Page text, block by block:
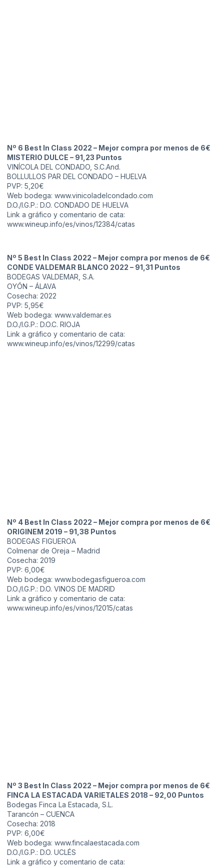
Nº 6 Best In Class 2022 – Mejor compra por menos de 6€
MISTERIO DULCE – 91,23 Puntos
VINÍCOLA DEL CONDADO, S.C.And.
BOLLULLOS PAR DEL CONDADO – HUELVA
PVP: 5,20€
Web bodega: www.vinicoladelcondado.com
D.O./I.G.P.: D.O. CONDADO DE HUELVA
Link a gráfico y comentario de cata:
www.wineup.info/es/vinos/12384/catas
Nº 5 Best In Class 2022 – Mejor compra por menos de 6€
CONDE VALDEMAR BLANCO 2022 – 91,31 Puntos
BODEGAS VALDEMAR, S.A.
OYÓN – ÁLAVA
Cosecha: 2022
PVP: 5,95€
Web bodega: www.valdemar.es
D.O./I.G.P.: D.O.C. RIOJA
Link a gráfico y comentario de cata:
www.wineup.info/es/vinos/12299/catas
Nº 4 Best In Class 2022 – Mejor compra por menos de 6€
ORIGINEM 2019 – 91,38 Puntos
BODEGAS FIGUEROA
Colmenar de Oreja – Madrid
Cosecha: 2019
PVP: 6,00€
Web bodega: www.bodegasfigueroa.com
D.O./I.G.P.: D.O. VINOS DE MADRID
Link a gráfico y comentario de cata:
www.wineup.info/es/vinos/12015/catas
Nº 3 Best In Class 2022 – Mejor compra por menos de 6€
FINCA LA ESTACADA VARIETALES 2018 – 92,00 Puntos
Bodegas Finca La Estacada, S.L.
Tarancón – CUENCA
Cosecha: 2018
PVP: 6,00€
Web bodega: www.fincalaestacada.com
D.O./I.G.P.: D.O. UCLÉS
Link a gráfico y comentario de cata: